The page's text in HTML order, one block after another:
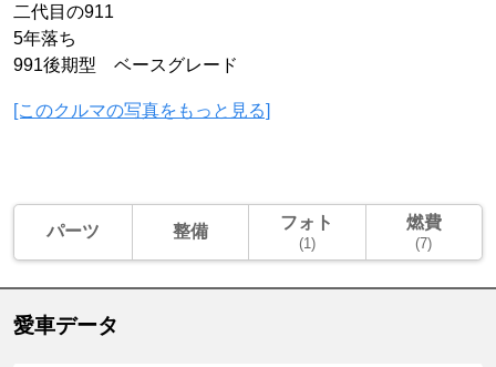
二代目の911
5年落ち
991後期型 ベースグレード
[このクルマの写真をもっと見る]
パーツ 整備 フォト
(1)
燃費
(7)
愛車データ